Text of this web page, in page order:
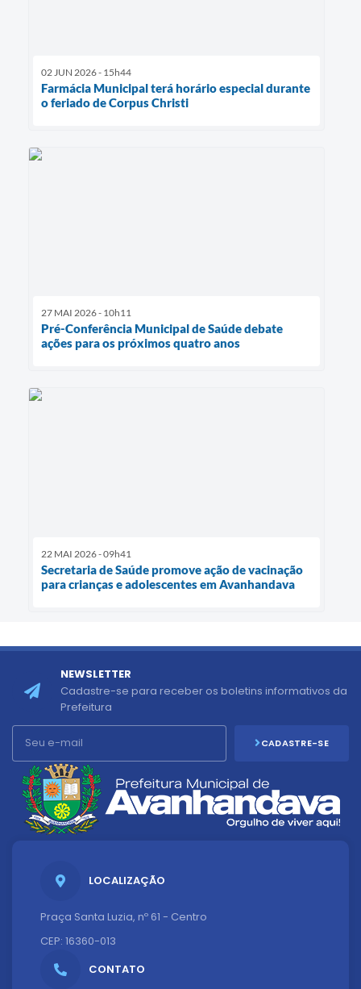
02 JUN 2026 - 15h44
Farmácia Municipal terá horário especial durante
o feriado de Corpus Christi
27 MAI 2026 - 10h11
Pré-Conferência Municipal de Saúde debate
ações para os próximos quatro anos
22 MAI 2026 - 09h41
Secretaria de Saúde promove ação de vacinação
para crianças e adolescentes em Avanhandava
LOCALIZAÇÃO
Praça Santa Luzia, nº 61 - Centro
CEP: 16360-013
CONTATO
NEWSLETTER
Cadastre-se para receber os boletins informativos da
Prefeitura
CADASTRE-SE